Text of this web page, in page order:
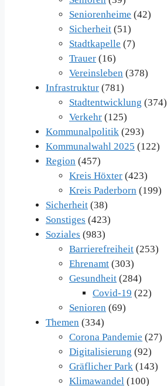
Seniorenheime (42)
Sicherheit (51)
Stadtkapelle (7)
Trauer (16)
Vereinsleben (378)
Infrastruktur (781)
Stadtentwicklung (374)
Verkehr (125)
Kommunalpolitik (293)
Kommunalwahl 2025 (122)
Region (457)
Kreis Höxter (423)
Kreis Paderborn (199)
Sicherheit (38)
Sonstiges (423)
Soziales (983)
Barrierefreiheit (253)
Ehrenamt (303)
Gesundheit (284)
Covid-19 (22)
Senioren (69)
Themen (334)
Corona Pandemie (27)
Digitalisierung (92)
Gräflicher Park (143)
Klimawandel (100)